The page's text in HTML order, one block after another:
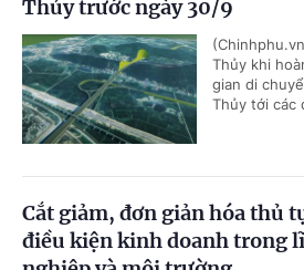
Thủy trước ngày 30/9
Thủy khi
gian di
Thủy tới các
Cắt giảm, đơn giản hóa thủ
điều kiện kinh doanh trong